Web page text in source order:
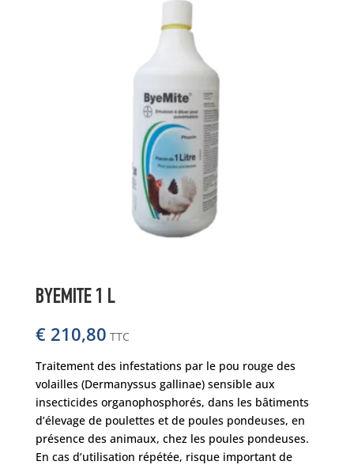
BYEMITE 1 L
€ 210,80 TTC
Traitement des infestations par le pou rouge des
volailles (Dermanyssus gallinae) sensible aux
insecticides organophosphorés, dans les bâtiments
d’élevage de poulettes et de poules pondeuses, en
présence des animaux, chez les poules pondeuses.
En cas d’utilisation répétée, risque important de